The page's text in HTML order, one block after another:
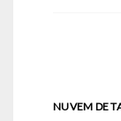
NUVEM DE